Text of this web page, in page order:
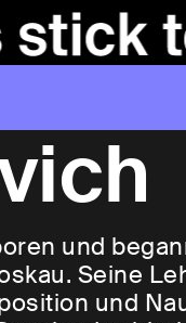
und
Seine
und